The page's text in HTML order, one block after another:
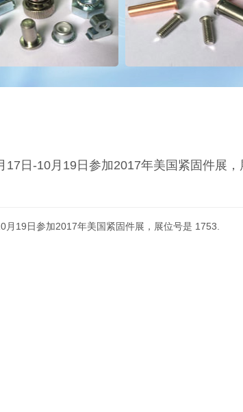
17日-10月19日参加2017年美国紧固件展
19日参加2017年美国紧固件展，展位号是 1753.